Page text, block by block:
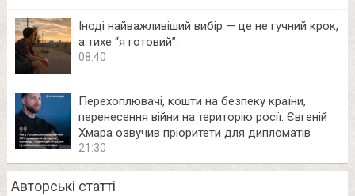
Іноді найважливіший вибір — це не гучний крок,
а тихе “я готовий”.
08:40
Перехоплювачі, кошти на безпеку країни,
перенесення війни на територію росії: Євгеній
Хмара озвучив пріоритети для дипломатів
21:30
Авторські статті